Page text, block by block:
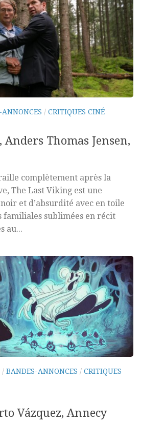
/ CRITIQUES CINÉ
Thomas Jensen,
complètement après la
The Last Viking est une
et d’absurdité avec en toile
familiales sublimées en récit
au...
/ BANDES-ANNONCES / CRITIQUES
Vázquez, Annecy